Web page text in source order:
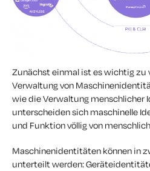
Zunächst einmal ist es wichtig zu
Verwaltung von
wie die Verwaltung menschlicher
unterscheiden sich maschinelle
und Funktion völlig von
Maschinenidentitäten können in
unterteilt werden: